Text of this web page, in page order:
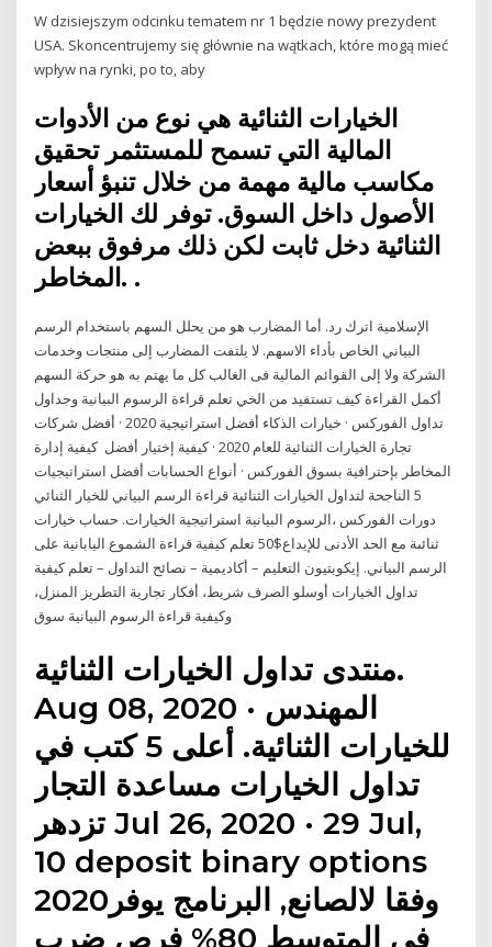
W dzisiejszym odcinku tematem nr 1 będzie nowy prezydent
USA. Skoncentrujemy się głównie na wątkach, które mogą mieć
wpływ na rynki, po to, aby
الخيارات الثنائية هي نوع من الأدوات
المالية التي تسمح للمستثمر تحقيق
مكاسب مالية مهمة من خلال تنبؤ أسعار
الأصول داخل السوق. توفر لك الخيارات
الثنائية دخل ثابت لكن ذلك مرفوق ببعض
المخاطر. .
الإسلامية اترك رد. أما المضارب هو من يحلل السهم باستخدام الرسم
البياني الخاص بأداء الاسهم. لا يلتفت المضارب إلى منتجات وخدمات
الشركة ولا إلى القوائم المالية فى الغالب كل ما يهتم به هو حركة السهم
أكمل القراءة كيف تستفيد من الخي تعلم قراءة الرسوم البيانية وجداول
تداول الفوركس · خيارات الذكاء أفضل استراتيجية 2020 · أفضل شركات
تجارة الخيارات الثنائية للعام 2020 · كيفية إختيار أفضل كيفية إدارة
المخاطر بإحترافية بسوق الفوركس · أنواع الحسابات أفضل استراتيجيات
5 الناجحة لتداول الخيارات الثنائية قراءة الرسم البياني للخيار الثنائي
دورات الفوركس ،الرسوم البيانية استراتيجية الخيارات. حساب خيارات
ثنائىة مع الحد الأدنى للإيداع$50 تعلم كيفية قراءة الشموع اليابانية على
الرسم البياني. إيكوبتيون التعليم – أكاديمية – نصائح التداول – تعلم كيفية
تداول الخيارات أوسلو الصرف شريط، أفكار تجارية التطريز المنزل،
منتدى تداول الخيارات الثنائية.
Aug 08, 2020 · المهندس
للخيارات الثنائية. أعلى 5 كتب في
تداول الخيارات مساعدة التجار
تزدهر Jul 26, 2020 · 29 Jul,
10 deposit binary options
2020وفقا لالصانع, البرنامج يوفر
في المتوسط 80% فرص ضرب